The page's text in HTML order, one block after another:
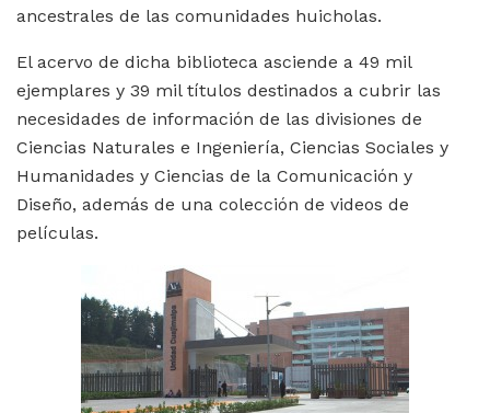
ancestrales de las comunidades huicholas.
El acervo de dicha biblioteca asciende a 49 mil
ejemplares y 39 mil títulos destinados a cubrir las
necesidades de información de las divisiones de
Ciencias Naturales e Ingeniería, Ciencias Sociales y
Humanidades y Ciencias de la Comunicación y
Diseño, además de una colección de videos de
películas.